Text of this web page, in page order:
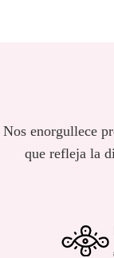
Nos enorgullece
que refleja la